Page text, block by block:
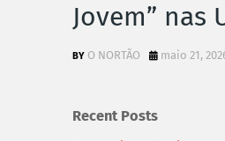
Jovem” nas
O NORTÃO maio 21,
Recent Posts